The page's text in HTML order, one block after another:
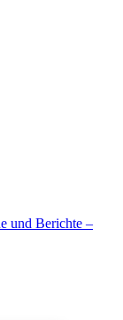
und Berichte –